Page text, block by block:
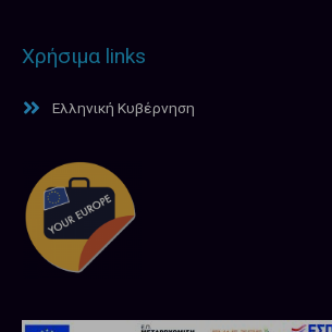
Χρήσιμα links
Ελληνική Κυβέρνηση